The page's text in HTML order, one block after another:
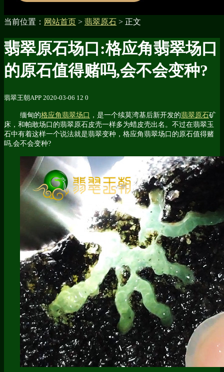
当前位置： 网站首页 > 翡翠原石 > 正文
翡翠原石场口:格应角翡翠场口
的原石值得赌吗,会不会变种?
翡翠王朝APP 2020-03-06 12 0
缅甸的格应角翡翠场口 ，是一个续莫湾基后新开发的翡翠原石矿
床，和帕敢场口的翡翠原石皮壳一样多为蜡皮壳出名。不过在翡翠玉
石中有着这样一个说法就是翡翠变种，格应角翡翠场口的原石值得赌
吗,会不会变种?